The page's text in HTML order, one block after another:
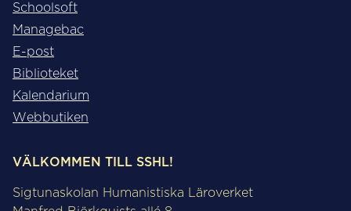
Schoolsoft
Managebac
E-post
Biblioteket
Kalendarium
Webbutiken
VÄLKOMMEN TILL SSHL!
Sigtunaskolan Humanistiska Läroverket